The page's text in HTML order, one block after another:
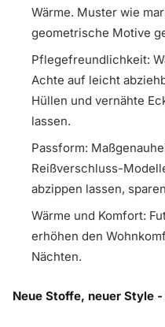
Wärme. Muster wie
geometrische Motive
Pflegefreundlichkeit:
Achte auf leicht
Hüllen und vernähte
lassen.
Passform:
Reißverschluss-
abzippen lassen,
Wärme und Komfort:
erhöhen den
Nächten.
Neue Stoffe, neuer Style